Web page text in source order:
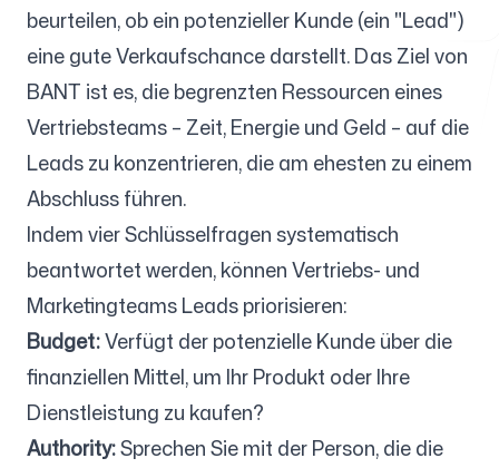
Kostenlose Tools
FAQ
Kontakt
beurteilen, ob ein potenzieller Kunde (ein "Lead")
eine gute Verkaufschance darstellt. Das Ziel von
BANT ist es, die begrenzten Ressourcen eines
Vertriebsteams – Zeit, Energie und Geld – auf die
Leads zu konzentrieren, die am ehesten zu einem
Abschluss führen.
Indem vier Schlüsselfragen systematisch
beantwortet werden, können Vertriebs- und
Marketingteams Leads priorisieren:
Budget:Verfügt der potenzielle Kunde über die
finanziellen Mittel, um Ihr Produkt oder Ihre
Dienstleistung zu kaufen?
Authority:Sprechen Sie mit der Person, die die